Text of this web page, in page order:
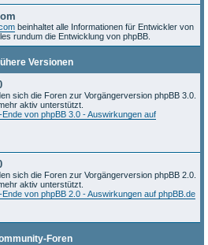
beinhaltet alle Informationen für Entwickler von
rundum die Entwicklung von phpBB.
Versionen
sich die Foren zur Vorgängerversion phpBB 3.0.
aktiv unterstützt.
von phpBB 3.0 - Auswirkungen auf
sich die Foren zur Vorgängerversion phpBB 2.0.
aktiv unterstützt.
von phpBB 2.0 - Auswirkungen auf phpBB.de
Foren